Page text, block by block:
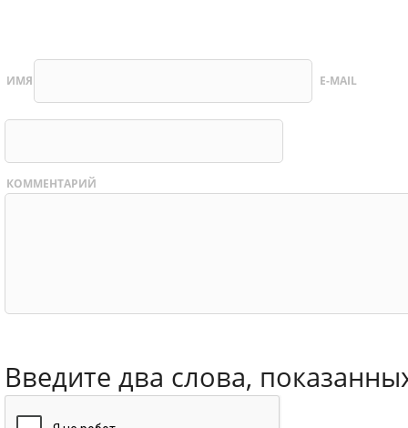
ИМЯ E-MAIL
КОММЕНТАРИЙ
Введите два слова,